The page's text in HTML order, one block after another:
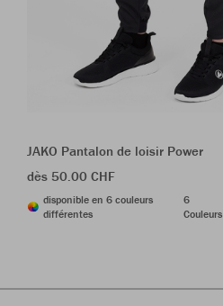
JAKO Pantalon de loisir Power
dès 50.00 CHF
disponible en 6 couleurs
différentes
6
Couleurs